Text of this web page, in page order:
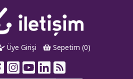
Üye Girişi Sepetim (0)